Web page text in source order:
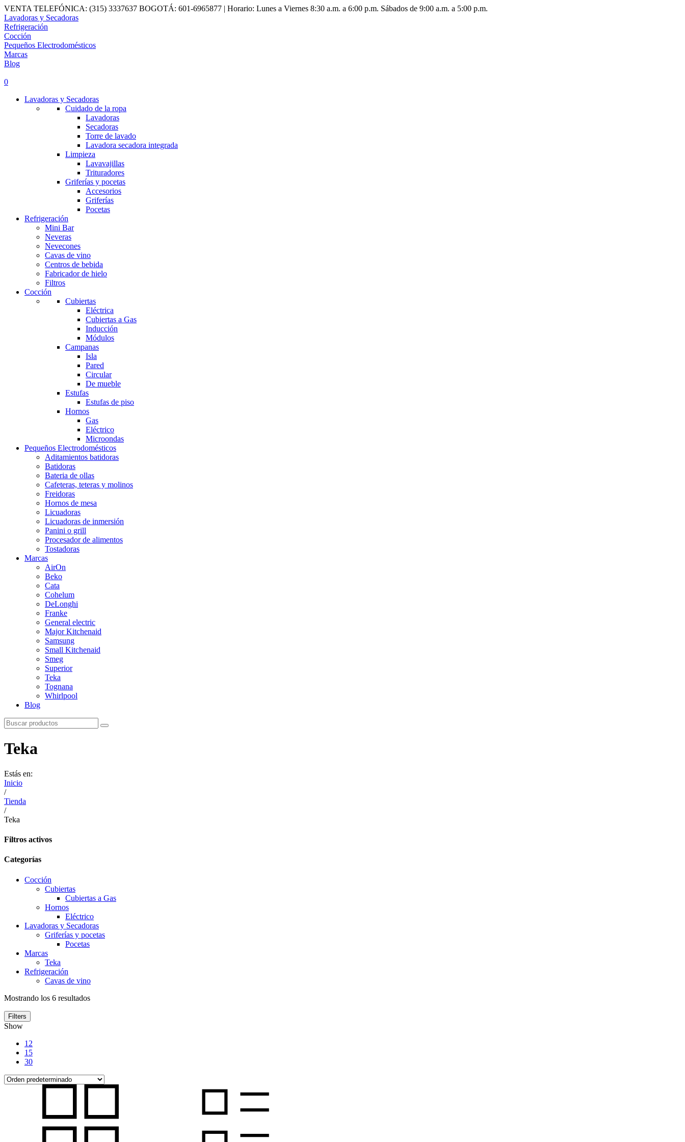
VENTA TELEFÓNICA: (315) 3337637 BOGOTÁ: 601-6965877 | Horario: Lunes a Viernes 8:30 a.m. a 6:00 p.m. Sábados de 9:00 a.m. a 5:00 p.m.
Lavadoras y Secadoras
Refrigeración
Cocción
Pequeños Electrodomésticos
Marcas
Blog
0
Lavadoras y Secadoras
Cuidado de la ropa
Lavadoras
Secadoras
Torre de lavado
Lavadora secadora integrada
Limpieza
Lavavajillas
Trituradores
Griferías y pocetas
Accesorios
Griferías
Pocetas
Refrigeración
Mini Bar
Neveras
Nevecones
Cavas de vino
Centros de bebida
Fabricador de hielo
Filtros
Cocción
Cubiertas
Eléctrica
Cubiertas a Gas
Inducción
Módulos
Campanas
Isla
Pared
Circular
De mueble
Estufas
Estufas de piso
Hornos
Gas
Eléctrico
Microondas
Pequeños Electrodomésticos
Aditamientos batidoras
Batidoras
Bateria de ollas
Cafeteras, teteras y molinos
Freidoras
Hornos de mesa
Licuadoras
Licuadoras de inmersión
Panini o grill
Procesador de alimentos
Tostadoras
Marcas
AirOn
Beko
Cata
Cohelum
DeLonghi
Franke
General electric
Major Kitchenaid
Samsung
Small Kitchenaid
Smeg
Superior
Teka
Tognana
Whirlpool
Blog
Teka
Estás en:
Inicio
/
Tienda
/
Teka
Filtros activos
Categorías
Cocción
Cubiertas
Cubiertas a Gas
Hornos
Eléctrico
Lavadoras y Secadoras
Griferías y pocetas
Pocetas
Marcas
Teka
Refrigeración
Cavas de vino
Mostrando los 6 resultados
Filters
Show
12
15
30